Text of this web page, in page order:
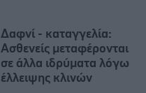
Δαφνί - καταγγελία:
Ασθενείς μεταφέρονται
σε άλλα ιδρύματα λόγω
έλλειψης κλινών